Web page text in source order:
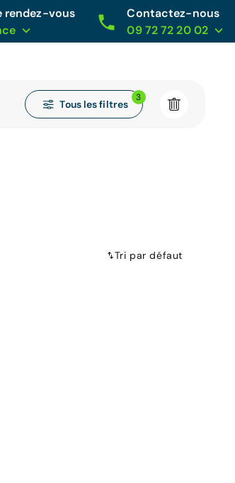
rendez-vous
Contactez-nous
09 72 72 20 02
Tous les filtres
3
Tri par défaut